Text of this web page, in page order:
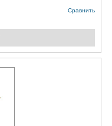
Сравнить